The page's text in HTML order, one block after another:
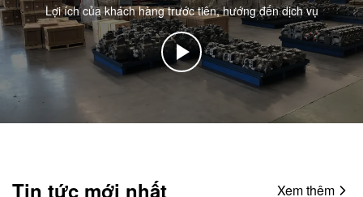
Lợi ích của khách hàng trước tiên, hướng đến dịch vụ
Tin tức mới nhất Xem thêm